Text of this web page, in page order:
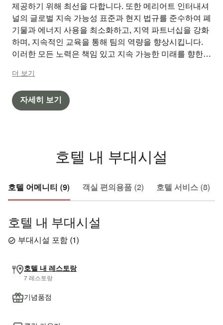
제공하기 위해 최선을 다합니다. 또한 메리어트 인터내셔
널의 글로벌 지속 가능성 표준과 현지 법규를 준수하여 폐
기물과 에너지 사용을 최소화하고, 지역 파트너십을 강화
하며, 지속적인 교육을 통해 팀의 역량을 향상시킵니다.
이러한 모든 노력은 책임 있고 지속 가능한 미래를 향한
더 보기
자세히 보기
호텔 내 부대시설
호텔 어메니티 (9) 객실 편의용품 (2) 호텔 서비스 (8)
호텔 내 부대시설
부대시설 포함 (1)
호텔 내 레스토랑
7 레스토랑
기념품점